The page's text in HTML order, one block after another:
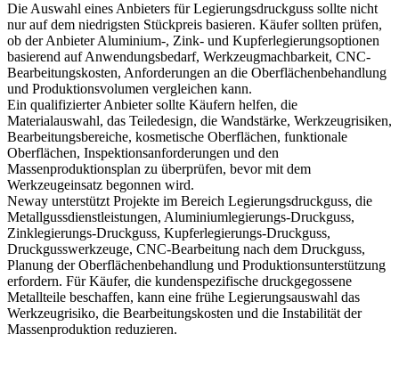
Die Auswahl eines Anbieters für Legierungsdruckguss sollte nicht
nur auf dem niedrigsten Stückpreis basieren. Käufer sollten prüfen,
ob der Anbieter Aluminium-, Zink- und Kupferlegierungsoptionen
basierend auf Anwendungsbedarf, Werkzeugmachbarkeit, CNC-
Bearbeitungskosten, Anforderungen an die Oberflächenbehandlung
und Produktionsvolumen vergleichen kann.
Ein qualifizierter Anbieter sollte Käufern helfen, die
Materialauswahl, das Teiledesign, die Wandstärke, Werkzeugrisiken,
Bearbeitungsbereiche, kosmetische Oberflächen, funktionale
Oberflächen, Inspektionsanforderungen und den
Massenproduktionsplan zu überprüfen, bevor mit dem
Werkzeugeinsatz begonnen wird.
Neway unterstützt Projekte im Bereich Legierungsdruckguss, die
Metallgussdienstleistungen, Aluminiumlegierungs-Druckguss,
Zinklegierungs-Druckguss, Kupferlegierungs-Druckguss,
Druckgusswerkzeuge, CNC-Bearbeitung nach dem Druckguss,
Planung der Oberflächenbehandlung und Produktionsunterstützung
erfordern. Für Käufer, die kundenspezifische druckgegossene
Metallteile beschaffen, kann eine frühe Legierungsauswahl das
Werkzeugrisiko, die Bearbeitungskosten und die Instabilität der
Massenproduktion reduzieren.